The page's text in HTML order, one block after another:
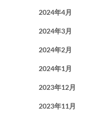
2024年4月
2024年3月
2024年2月
2024年1月
2023年12月
2023年11月